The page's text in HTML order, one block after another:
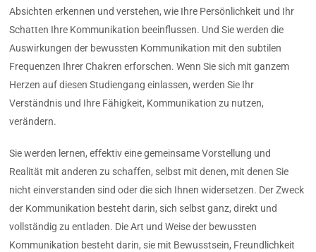
Absichten erkennen und verstehen, wie Ihre Persönlichkeit und Ihr
Schatten Ihre Kommunikation beeinflussen. Und Sie werden die
Auswirkungen der bewussten Kommunikation mit den subtilen
Frequenzen Ihrer Chakren erforschen. Wenn Sie sich mit ganzem
Herzen auf diesen Studiengang einlassen, werden Sie Ihr
Verständnis und Ihre Fähigkeit, Kommunikation zu nutzen,
verändern.
Sie werden lernen, effektiv eine gemeinsame Vorstellung und
Realität mit anderen zu schaffen, selbst mit denen, mit denen Sie
nicht einverstanden sind oder die sich Ihnen widersetzen. Der Zweck
der Kommunikation besteht darin, sich selbst ganz, direkt und
vollständig zu entladen. Die Art und Weise der bewussten
Kommunikation besteht darin, sie mit Bewusstsein, Freundlichkeit